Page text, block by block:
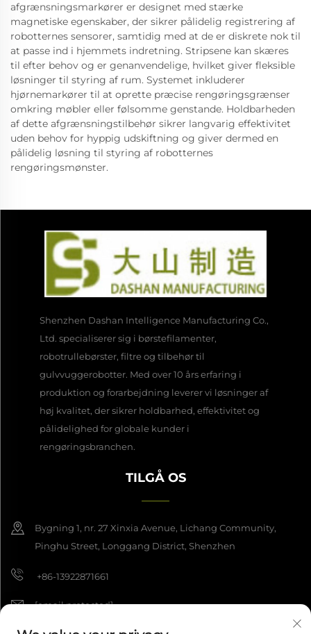
afgrænsningsmarkører er designet med stærke
magnetiske egenskaber, der sikrer pålidelig registrering af
robotternes sensorer, samtidig med at de er diskrete nok til
at passe ind i hjemmets indretning. Stripsene kan skæres
til efter behov og er genanvendelige, hvilket giver fleksible
løsninger til styring af rum. Systemet inkluderer
hjørnemarkører til at oprette præcise rengøringsgrænser
omkring møbler eller følsomme genstande. Holdbarheden
af dette afgrænsningstilbehør sikrer langvarig effektivitet
uden behov for hyppig udskiftning og giver dermed en
pålidelig løsning til styring af robotternes
rengøringsmønster.
Shenzhen Dashan Intelligence Manufacturing Co.,
Ltd. specialiserer sig i børstefilamenter,
robotrullebørster, filtre og tilbehør til
gulvvuggerobotter. Med over 10 års erfaring i
produktion og forarbejdning leverer vi løsninger af
høj kvalitet, der sikrer holdbarhed, effektivitet og
pålidelighed for globale kunder i
rengøringsbranchen.
TILGÅ OS
Bygning 1, nr. 27 Xinxia Avenue, Lichang Community,
Pinghu Street, Longgang District, Shenzhen
+86-13922871661
[email protected]